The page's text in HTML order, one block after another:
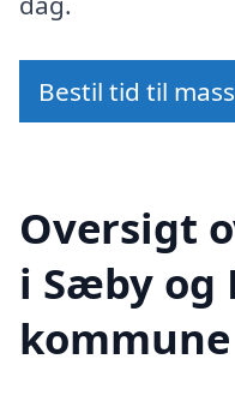
Bestil tid til
Oversigt
i Sæby og
kommune